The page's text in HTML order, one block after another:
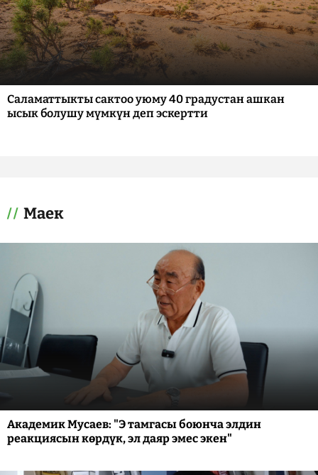
Саламаттыкты сактоо уюму 40 градустан ашкан
ысык болушу мүмкүн деп эскертти
Маек
Академик Мусаев: "Э тамгасы боюнча элдин
реакциясын көрдүк, эл даяр эмес экен"